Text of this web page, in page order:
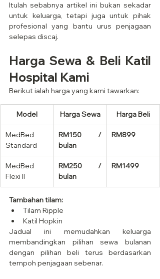
Itulah sebabnya artikel ini bukan sekadar
untuk keluarga, tetapi juga untuk pihak
profesional yang bantu urus penjagaan
selepas discaj.
Harga Sewa & Beli Katil
Hospital Kami
Berikut ialah harga yang kami tawarkan:
Model Harga Sewa Harga Beli
MedBed
Standard
RM150 /
bulan
RM899
MedBed
Flexi II
RM250 /
bulan
RM1499
Tambahan tilam:
Tilam Ripple
Katil Hopkin
Jadual ini memudahkan keluarga
membandingkan pilihan sewa bulanan
dengan pilihan beli terus berdasarkan
tempoh penjagaan sebenar.